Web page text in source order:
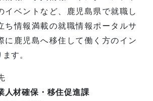
イベントなど、鹿児島県で就職し
ち情報満載の就職情報ポータルサ
に鹿児島へ移住して働く方のイン
す。
人材確保・移住促進課